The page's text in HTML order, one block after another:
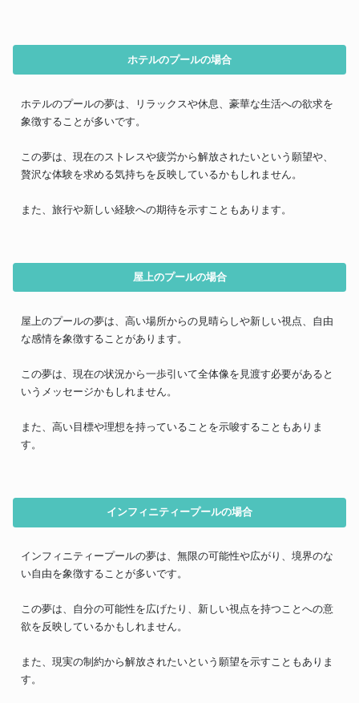
ホテルのプールの場合
ホテルのプールの夢は、リラックスや休息、豪華な生活への欲求を
象徴することが多いです。
この夢は、現在のストレスや疲労から解放されたいという願望や、
贅沢な体験を求める気持ちを反映しているかもしれません。
また、旅行や新しい経験への期待を示すこともあります。
屋上のプールの場合
屋上のプールの夢は、高い場所からの見晴らしや新しい視点、自由
な感情を象徴することがあります。
この夢は、現在の状況から一歩引いて全体像を見渡す必要があると
いうメッセージかもしれません。
また、高い目標や理想を持っていることを示唆することもありま
す。
インフィニティープールの場合
インフィニティープールの夢は、無限の可能性や広がり、境界のな
い自由を象徴することが多いです。
この夢は、自分の可能性を広げたり、新しい視点を持つことへの意
欲を反映しているかもしれません。
また、現実の制約から解放されたいという願望を示すこともありま
す。